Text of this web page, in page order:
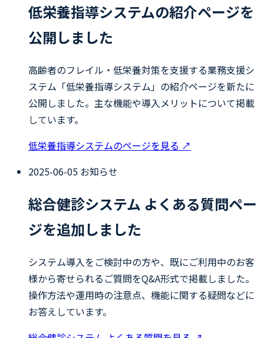
低栄養指導システムの紹介ページを
公開しました
高齢者のフレイル・低栄養対策を支援する業務支援シ
ステム「低栄養指導システム」の紹介ページを新たに
公開しました。主な機能や導入メリットについて掲載
しています。
低栄養指導システムのページを見る ↗
2025-06-05 お知らせ
総合健診システム よくある質問ペー
ジを追加しました
システム導入をご検討中の方や、既にご利用中のお客
様から寄せられるご質問をQ&A形式で掲載しました。
操作方法や運用時の注意点、機能に関する疑問などに
お答えしています。